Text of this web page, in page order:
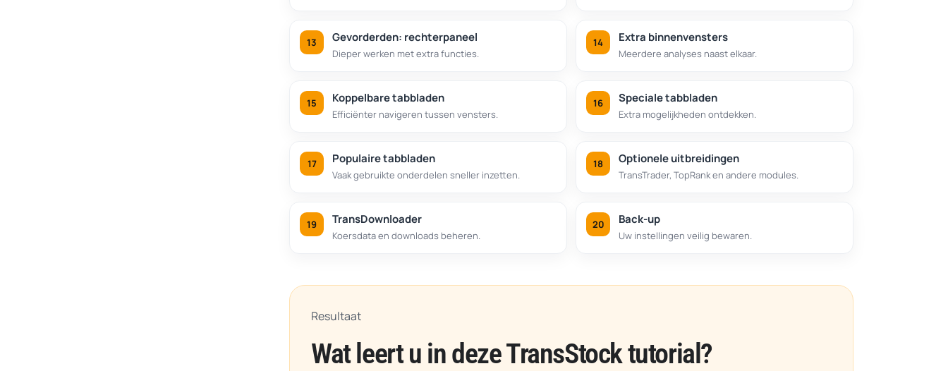
Gevorderden: rechterpaneel
Dieper werken met extra functies.
Extra binnenvensters
Meerdere analyses naast elkaar.
Koppelbare tabbladen
Efficiënter navigeren tussen vensters.
Speciale tabbladen
Extra mogelijkheden ontdekken.
Populaire tabbladen
Vaak gebruikte onderdelen sneller inzetten.
Optionele uitbreidingen
TransTrader, TopRank en andere modules.
TransDownloader
Koersdata en downloads beheren.
Back-up
Uw instellingen veilig bewaren.
Resultaat
Wat leert u in deze TransStock tutorial?